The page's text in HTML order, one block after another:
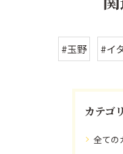
#玉野 #イ
カテゴ
全ての